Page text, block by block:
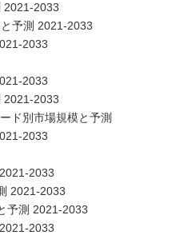
2021-2033
予測 2021-2033
2033
2033
2021-2033
ド別市場規模と予測
2033
2033
2021-2033
予測 2021-2033
2033